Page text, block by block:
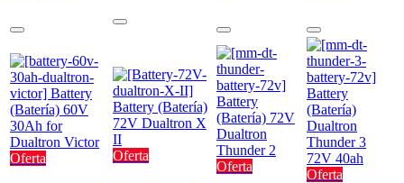
Oferta Oferta
Oferta
Oferta